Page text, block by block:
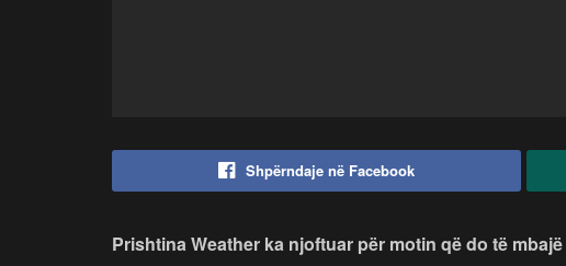
Shpërndaje në Facebook
Prishtina Weather ka njoftuar për motin që do të